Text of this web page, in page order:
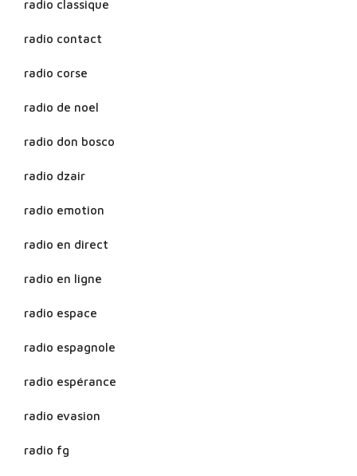
radio classique
radio contact
radio corse
radio de noel
radio don bosco
radio dzair
radio emotion
radio en direct
radio en ligne
radio espace
radio espagnole
radio espérance
radio evasion
radio fg